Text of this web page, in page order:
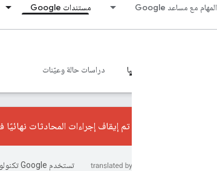
المهام مع مساعد Google مستندات Google
الوصول إلى التكنولوجيا دراسات حالة وعيّنات
تم إيقاف إجراءات المحادثات نهائيًا في 13 حزيران (يونيو) 2023. لمزيد من المعلومات، يُرجى
تستخدم Google تكنولوجيا الذكاء الاصطناعي لترجمة المحتوى إلى لغتك المفضّلة، وقد تتضمّن بعض الأخطاء.